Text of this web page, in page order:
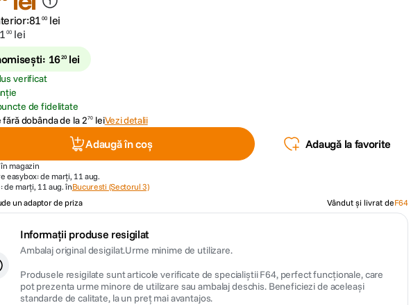
81 00 lei
00 lei
1620 lei
verificat
de fidelitate
fără dobânda de la270 leiVezi detalii
Adaugă în coș Adaugă la favorite
magazin
easybox: de marți, 11 aug.
de marți, 11 aug. înBucuresti (Sectorul 3)
un adaptor de priza
Vândut și livrat deF64
Informații produse resigilat
Ambalaj original desigilat.Urme minime de utilizare.
Produsele resigilate sunt articole verificate de specialiștii F64, perfect funcționale, care
pot prezenta urme minore de utilizare sau ambalaj deschis. Beneficiezi de aceleași
standarde de calitate, la un preț mai avantajos.